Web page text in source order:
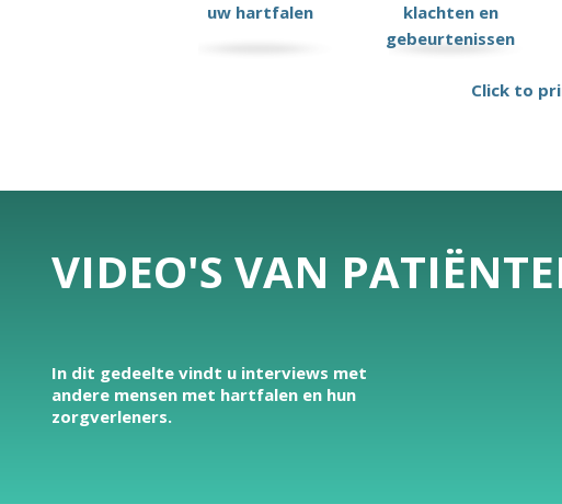
uw hartfalen
klachten en
gebeurtenissen
Click to
VIDEO'S VAN
In dit gedeelte vindt u interviews met
andere mensen met hartfalen en hun
zorgverleners.